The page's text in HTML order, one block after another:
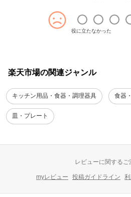
役に立たなかった
楽天市場の関連ジャンル
キッチン用品・食器・調理器具 食器
皿・プレート
レビューに関するご
myレビュー 投稿ガイドライン